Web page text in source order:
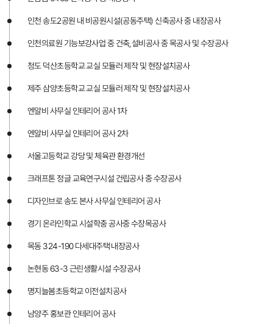
인천 송도2공원 내 비공원시설(공동주택) 신축공사 중 내장공사
인천의료원 기능보강사업 중 건축,설비공사 중 목공사 및 수장공사
청도 덕산초등학교 교실 모듈러 제작 및 현장설치공사
제주 삼양초등학교 교실 모듈러 제작 및 현장설치공사
엔알비 사무실 인테리어 공사 1차
엔알비 사무실 인테리어 공사 2차
서울고등학교 강당 및 체육관 환경개선
크래프톤 정글 교육연구시설 건립공사 중 수장공사
디자인브로 송도 본사 사무실 인테리어 공사
경기 온라인학교 시설학충 공사중 수장목공사
목동 324-190 다세대주택 내장공사
논현동 63-3 근린생활시설 수장공사
명지늘봄초등학교 이전설치공사
남양주 홍보관 인테리어 공사